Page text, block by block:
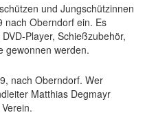
und Jungschützinnen
nach Oberndorf ein. Es
Player, Schießzubehör,
gewonnen werden.
nach Oberndorf. Wer
Matthias Degmayr